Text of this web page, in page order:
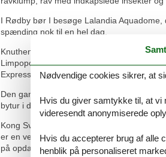
I Rødby bør I besøge Lalandia
spænding nok til en hel dag.
Knuthenborg Safaripark er Nordeuropas
Limpopoland, med Danmarks sejeste
Express.
Den gamle købstad og klosterby Maribo
bytur i de hyggelige små stræder med
Kong Svends Høj er Lollands mest
er en velbevaret jættestue. Den er fra ca.
på opdagelse i jættestuerne.
Nødvendige cookies sikrer, at
Hvis du giver samtykke til, at vi
videresendt anonymiserede
Hvis du accepterer brug af alle
henblik på personaliseret